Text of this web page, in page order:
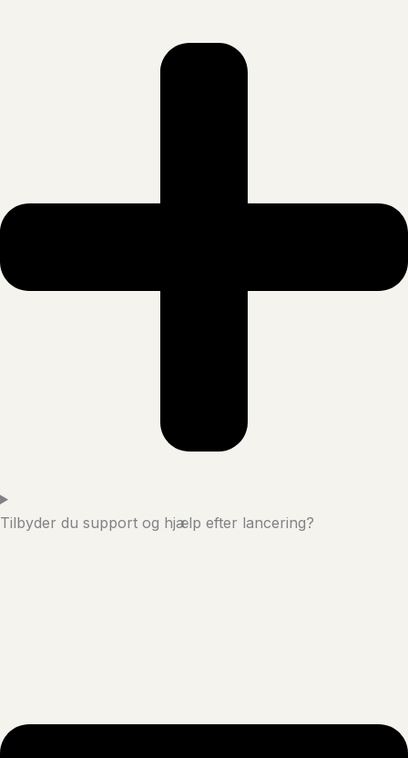
Tilbyder du support og hjælp efter lancering?